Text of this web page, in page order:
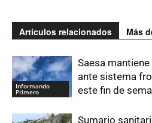
Artículos relacionados Más
Informando
Primero
Saesa
ante sistema
este fin de
Sumario